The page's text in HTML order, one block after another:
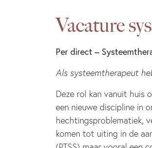
Vacature
Per direct –
Als systeemtherapeut
Deze rol kan vanuit huis
een nieuwe discipline in
hechtingsproblematiek,
komen tot uiting in de